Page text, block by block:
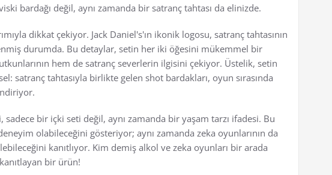
bardağı değil, aynı zamanda bir satranç tahtası da elinizde.
dikkat çekiyor. Jack Daniel's'ın ikonik logosu, satranç tahtasının
durumda. Bu detaylar, setin her iki öğesini mükemmel bir
hem de satranç severlerin ilgisini çekiyor. Üstelik, setin
satranç tahtasıyla birlikte gelen shot bardakları, oyun sırasında
sadece bir içki seti değil, aynı zamanda bir yaşam tarzı ifadesi. Bu
olabileceğini gösteriyor; aynı zamanda zeka oyunlarının da
kanıtlıyor. Kim demiş alkol ve zeka oyunları bir arada
bir ürün!